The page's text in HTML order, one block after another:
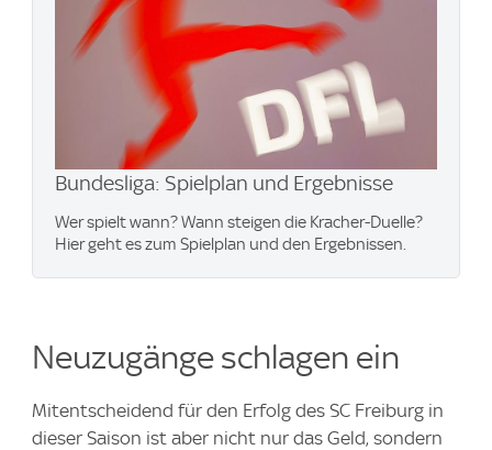
Bundesliga: Spielplan und Ergebnisse
Wer spielt wann? Wann steigen die Kracher-Duelle?
Hier geht es zum Spielplan und den Ergebnissen.
Neuzugänge schlagen ein
Mitentscheidend für den Erfolg des SC Freiburg in
dieser Saison ist aber nicht nur das Geld, sondern